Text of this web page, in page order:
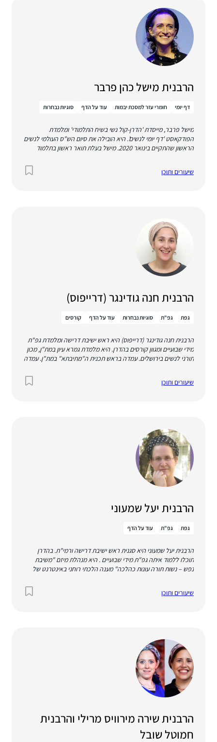
הרבנית מישל כהן פרבר
דף יומי חומרי עזר למסכת יבמות עוד על הדף סוגיות נבחרות
מישל פרבר, מייסדת 'הדרן-קול נשי בשיח התלמודי' ומלמדת
הפודקאסט 'דף יומי לנשים'. היא הובילה את סיום הש"ס העולמי לנשים
הראשון שהתקיים בינואר 2020. מישל בעלת תואר ראשון בתלמוד
לינדנבאום. היא לימדה תלמוד והלכה בפלך, מתן ומדרשת לינדנבאום.
יחד עם בעלה, היא הקימה ועומדת בראש קהילת נתיבות ברעננה.
שיעורים ותוכן
הרבנית חנה גודינגר (דרייפוס)
גפת גפ"ת סוגיות נבחרות עוד על הדף קורסים
הרבנית חנה גודינגר (דרייפוס) היא ראש ישיבת דרישה ומלמדת גפ"ת
מידי שבועיים ומגוון קורסים בהדרן. היא מלמדת גמרא עיון במת"ן, מכון
תורני לנשים בירושלים. עמדה בראש תכנית ה"מתיבתא" במת"ן. עמדה
כעשור בתפקיד רבנית בית הספר בתיכון 'פלך' ירושלים. למדה שלוש
שנים בבית המדרש במגדל עוז, ארבע שנים במכון התלמודי הגבוה
שיעורים ותוכן
הרבנית יעל שמעוני
גפת גפ"ת עוד על הדף
הרבנית יעל שמעוני היא סגנית ראש ישיבת דרישה ורמי"ת. בהדרן
תוכלו ללמוד איתה גפ"ת מידי שבועיים . היא מנהלת מיזם "משיבת
נפש – נשות תורה עונות כהלכה" מענה הלכתי רוחני באינטרנט של
למנהיגות הלכתית במדרשת לינדנבאום, שש שנים בבית המדרש
ילדים.
שיעורים ותוכן
הרבנית שירה מירוויס מרילי והרבנית
חמוטל שובל